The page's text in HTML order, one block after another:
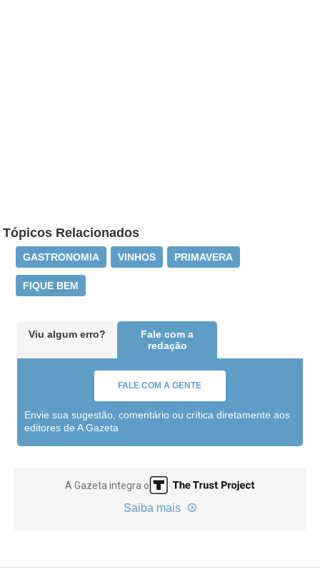
Tópicos Relacionados
GASTRONOMIA VINHOS PRIMAVERA
FIQUE BEM
Viu algum erro?
Fale com a
redação
FALE COM A GENTE
Envie sua sugestão, comentário ou crítica diretamente aos
editores de A Gazeta
A Gazeta integra o
Saiba mais